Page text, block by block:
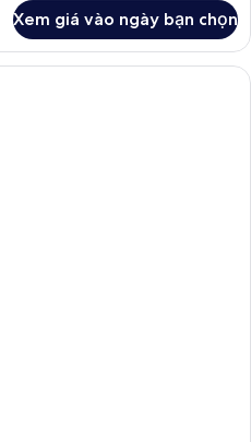
Xem giá vào ngày bạn chọn